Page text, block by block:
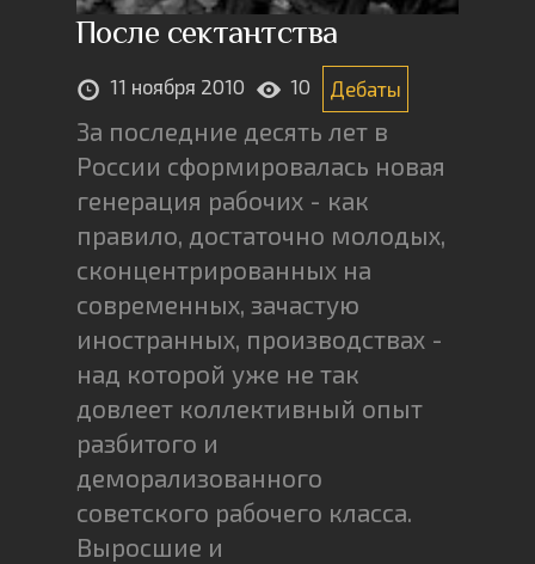
После сектантства
11 ноября 2010 10 Дебаты
За последние десять лет в
России сформировалась новая
генерация рабочих - как
правило, достаточно молодых,
сконцентрированных на
современных, зачастую
иностранных, производствах -
над которой уже не так
довлеет коллективный опыт
разбитого и
деморализованного
советского рабочего класса.
Выросшие и